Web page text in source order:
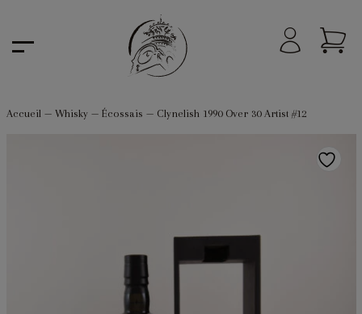
Accueil— Whisky— Écossais — Clynelish 1990 Over 30 Artist #12